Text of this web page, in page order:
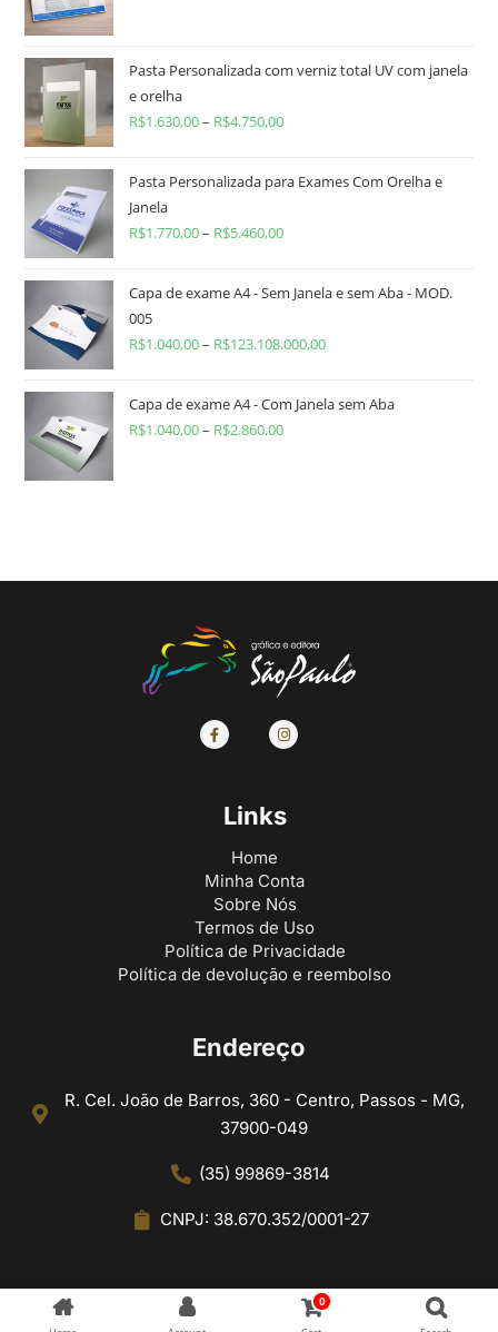
Pasta Personalizada com verniz total UV com janela
e orelha
R$1.630,00– R$4.750,00
Pasta Personalizada para Exames Com Orelha e
Janela
R$1.770,00– R$5.460,00
Capa de exame A4 - Sem Janela e sem Aba - MOD.
005
R$1.040,00– R$123.108.000,00
Capa de exame A4 - Com Janela sem Aba
R$1.040,00– R$2.860,00
Links
Home
Minha Conta
Sobre Nós
Termos de Uso
Política de Privacidade
Política de devolução e reembolso
Endereço
R. Cel. João de Barros, 360 - Centro, Passos - MG,
37900-049
(35) 99869-3814
CNPJ: 38.670.352/0001-27
0